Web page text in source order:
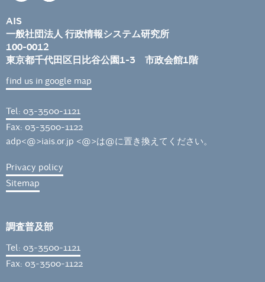
AIS
一般社団法人 行政情報システム研究所
100-0012
東京都千代田区日比谷公園1-3 市政会館1階
find us in google map
Tel: 03-3500-1121
Fax: 03-3500-1122
adp<@>iais.or.jp <@>は@に置き換えてください。
Privacy policy
Sitemap
調査普及部
Tel: 03-3500-1121
Fax: 03-3500-1122